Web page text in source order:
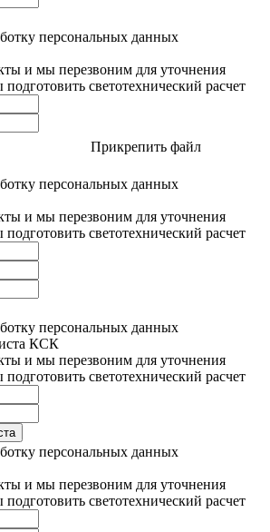
персональных данных
и мы перезвоним для уточнения
светотехнический расчет
Прикрепить файл
персональных данных
и мы перезвоним для уточнения
светотехнический расчет
персональных данных
КСК
и мы перезвоним для уточнения
светотехнический расчет
персональных данных
и мы перезвоним для уточнения
светотехнический расчет